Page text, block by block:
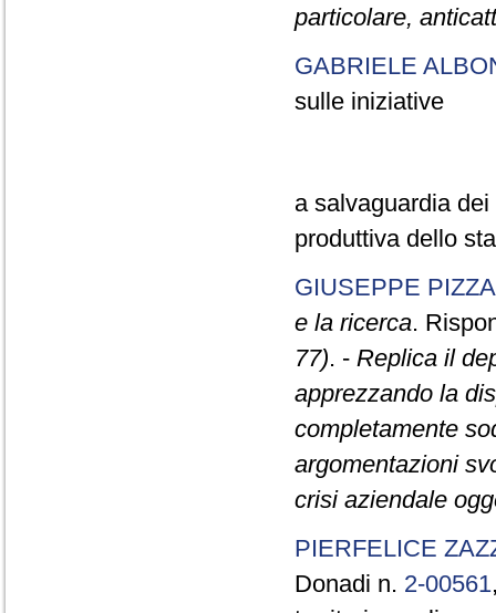
particolare,
GABRIELE
sulle iniziative
a salvaguardia
produttiva dello
GIUSEPPE PIZZA
e la ricerca.
77). - Replica il
apprezzando la
completamente
argomentazioni
crisi aziendale
PIERFELICE
Donadi n. 2-00561